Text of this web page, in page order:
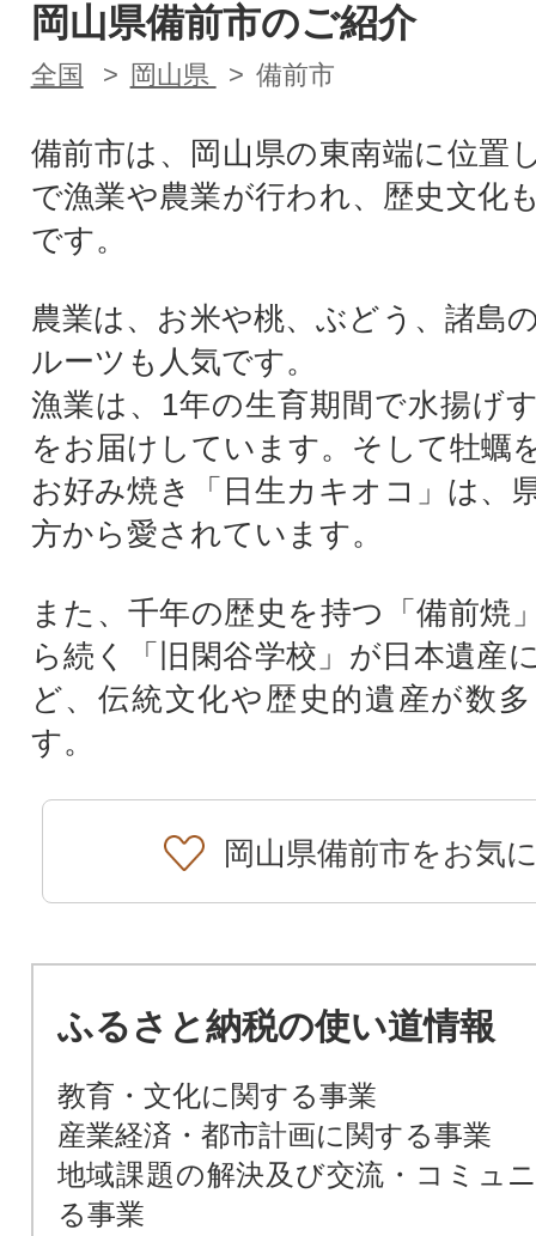
岡山県備前市のご紹介
全国 岡山県 備前市
備前市は、岡山県の東南端に位置
で漁業や農業が行われ、歴史文化
です。
農業は、お米や桃、ぶどう、諸島
ルーツも人気です。
漁業は、1年の生育期間で水揚げ
をお届けしています。そして牡蠣
お好み焼き「日生カキオコ」は、
方から愛されています。
また、千年の歴史を持つ「備前焼
ら続く「旧閑谷学校」が日本遺産
ど、伝統文化や歴史的遺産が数
す。
岡山県備前市をお気
ふるさと納税の使い道情報
教育・文化に関する事業
産業経済・都市計画に関する事業
地域課題の解決及び交流・コミュ
る事業